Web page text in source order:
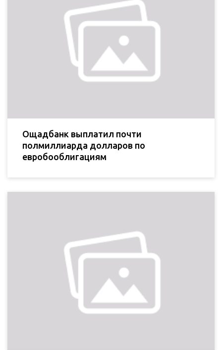
Ощадбанк выплатил почти
полмиллиарда долларов по
евробооблигациям